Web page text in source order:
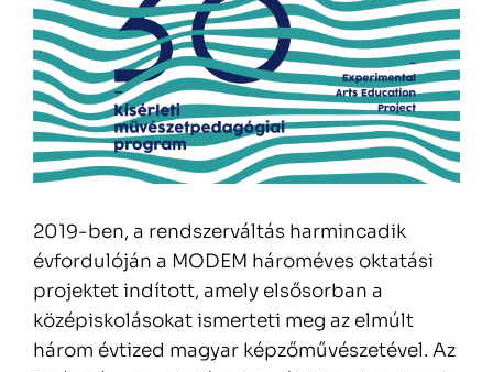
2019-ben, a rendszerváltás harmincadik
évfordulóján a MODEM hároméves oktatási
projektet indított, amely elsősorban a
középiskolásokat ismerteti meg az elmúlt
három évtized magyar képzőművészetével. Az